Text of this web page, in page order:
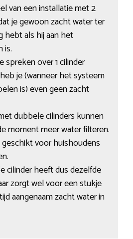
van een installatie met 2
je gewoon zacht water ter
hebt als hij aan het
is.
spreken over 1 cilinder
je (wanneer het systeem
is) even geen zacht
dubbele cilinders kunnen
moment meer water filteren.
voor huishoudens
cilinder heeft dus dezelfde
zorgt wel voor een stukje
aangenaam zacht water in